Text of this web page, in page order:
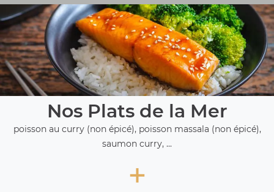
Nos Plats de la Mer
poisson au curry (non épicé), poisson massala (non épicé),
saumon curry, ...
+